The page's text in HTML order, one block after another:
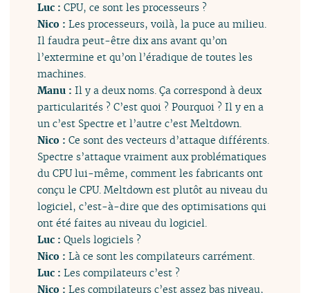
Luc :CPU, ce sont les processeurs ?
Nico :Les processeurs, voilà, la puce au milieu.
Il faudra peut-être dix ans avant qu’on
l’extermine et qu’on l’éradique de toutes les
machines.
Manu :Il y a deux noms. Ça correspond à deux
particularités ? C’est quoi ? Pourquoi ? Il y en a
un c’est Spectre et l’autre c’est Meltdown.
Nico :Ce sont des vecteurs d’attaque différents.
Spectre s’attaque vraiment aux problématiques
du CPU lui-même, comment les fabricants ont
conçu le CPU. Meltdown est plutôt au niveau du
logiciel, c’est-à-dire que des optimisations qui
ont été faites au niveau du logiciel.
Luc :Quels logiciels ?
Nico :Là ce sont les compilateurs carrément.
Luc :Les compilateurs c’est ?
Nico :Les compilateurs c’est assez bas niveau,